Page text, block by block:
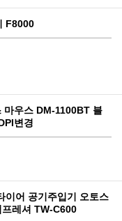
F8000
마우스 DM-1100BT 블
변경
이어 공기주입기 오토스
레셔 TW-C600